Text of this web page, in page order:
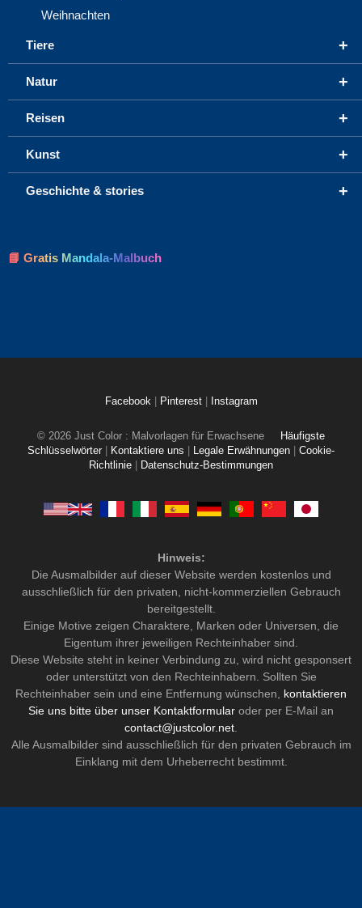
Weihnachten
+
Tiere
+
Natur
+
Reisen
+
Kunst
+
Geschichte & stories
📘 Gratis Mandala-Malbuch
Facebook Pinterest Instagram
© 2026 Just Color : Malvorlagen für Erwachsene
Häufigste
Schlüsselwörter
Kontaktiere uns Legale Erwähnungen
Cookie-
Richtlinie
Datenschutz-Bestimmungen
Hinweis:
Die Ausmalbilder auf dieser Website werden kostenlos und
ausschließlich für den privaten, nicht-kommerziellen Gebrauch
bereitgestellt.
Einige Motive zeigen Charaktere, Marken oder Universen, die
Eigentum ihrer jeweiligen Rechteinhaber sind.
Diese Website steht in keiner Verbindung zu, wird nicht gesponsert
oder unterstützt von den Rechteinhabern. Sollten Sie
Rechteinhaber sein und eine Entfernung wünschen, kontaktieren
Sie uns bitte über unser Kontaktformular oder per E-Mail an
contact@justcolor.net
Alle Ausmalbilder sind ausschließlich für den privaten Gebrauch im
Einklang mit dem Urheberrecht bestimmt.